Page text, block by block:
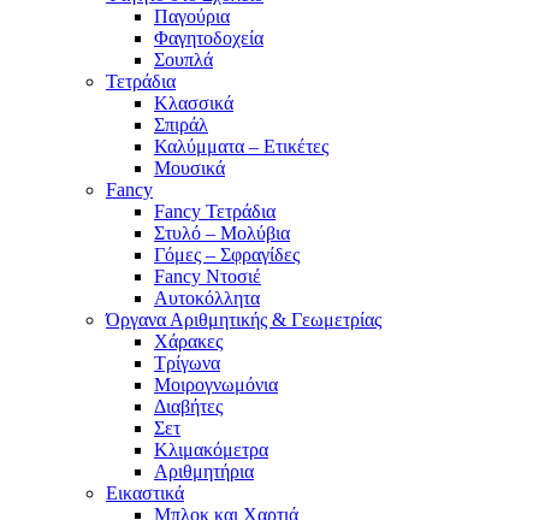
Παγούρια
Φαγητοδοχεία
Σουπλά
Τετράδια
Κλασσικά
Σπιράλ
Καλύμματα – Ετικέτες
Μουσικά
Fancy
Fancy Τετράδια
Στυλό – Μολύβια
Γόμες – Σφραγίδες
Fancy Ντοσιέ
Αυτοκόλλητα
Όργανα Αριθμητικής & Γεωμετρίας
Χάρακες
Τρίγωνα
Mοιρογνωμόνια
Διαβήτες
Σετ
Κλιμακόμετρα
Αριθμητήρια
Εικαστικά
Μπλοκ και Χαρτιά